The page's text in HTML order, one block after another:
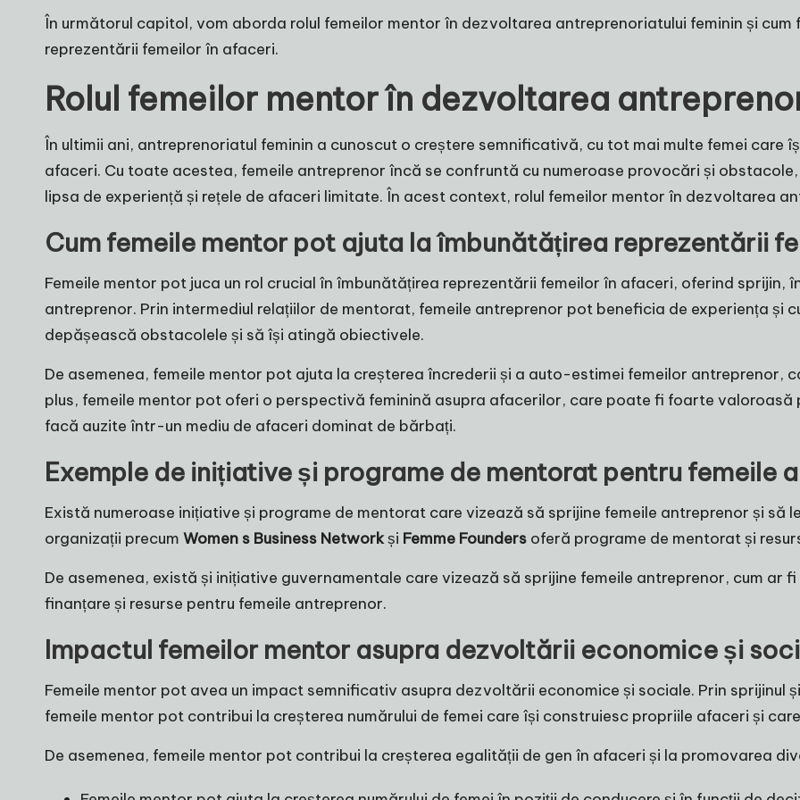
În următorul capitol, vom aborda rolul femeilor mentor în dezvoltarea antreprenoriatului feminin și
reprezentării femeilor în afaceri.
Rolul femeilor mentor în dezvoltarea
În ultimii ani, antreprenoriatul feminin a cunoscut o creștere semnificativă, cu tot mai multe femei care
afaceri. Cu toate acestea, femeile antreprenor încă se confruntă cu numeroase provocări și
lipsa de experiență și rețele de afaceri limitate. În acest context, rolul femeilor mentor în dezvoltarea
Cum femeile mentor pot ajuta la îmbunătățirea reprezentării
Femeile mentor pot juca un rol crucial în îmbunătățirea reprezentării femeilor în afaceri, oferind sprijin,
antreprenor. Prin intermediul relațiilor de mentorat, femeile antreprenor pot beneficia de experiența și
depășească obstacolele și să își atingă obiectivele.
De asemenea, femeile mentor pot ajuta la creșterea încrederii și a auto-estimei femeilor antreprenor,
plus, femeile mentor pot oferi o perspectivă feminină asupra afacerilor, care poate fi foarte
facă auzite într-un mediu de afaceri dominat de bărbați.
Exemple de inițiative și programe de mentorat pentru femeile
Există numeroase inițiative și programe de mentorat care vizează să sprijine femeile antreprenor și să
organizații precum Women s Business Networkși Femme Founders oferă programe de mentorat și
De asemenea, există și inițiative guvernamentale care vizează să sprijine femeile antreprenor, cum ar fi
finanțare și resurse pentru femeile antreprenor.
Impactul femeilor mentor asupra dezvoltării economice și
Femeile mentor pot avea un impact semnificativ asupra dezvoltării economice și sociale. Prin sprijinul
femeile mentor pot contribui la creșterea numărului de femei care își construiesc propriile afaceri și
De asemenea, femeile mentor pot contribui la creșterea egalității de gen în afaceri și la promovarea